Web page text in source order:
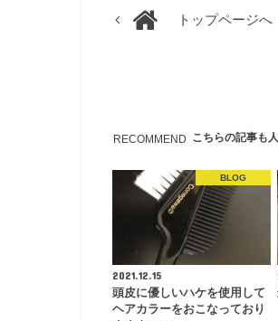
トップページへ
RECOMMEND こちらの記事も人
BLOG
2021.12.15
頭皮に優しいハケを使用して
ヘアカラーをおこなっており